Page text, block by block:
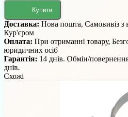
Купити
Доставка: Нова пошта, Самовивіз з
Кур'єром
Оплата: При отриманні товару,
юридичних осіб
Гарантія: 14 днів. Обмін/
днів.
Схожі